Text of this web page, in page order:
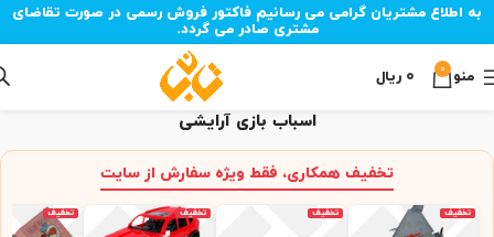
به اطلاع مشتریان گرامی می رسانیم فاکتور فروش رسمی در صورت تقاضای
مشتری صادر می گردد.
منو 0 ۰ ریال
اسباب بازی آرایشی
تخفیف همکاری، فقط ویژه سفارش از سایت
تخفیف تخفیف تخفیف تخفیف